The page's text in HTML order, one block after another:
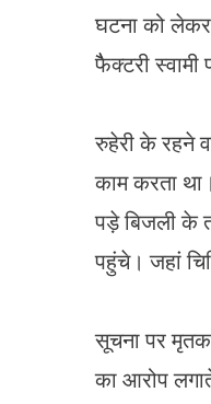
घटना को लेकर
फैैक्टरी स्वामी
रुहेरी के रहने
काम करता
पड़े बिजली के
पहुंचे। जहां
सूचना पर
का आरोप